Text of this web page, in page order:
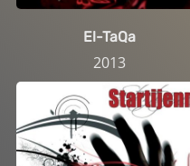
El-TaQa
2013